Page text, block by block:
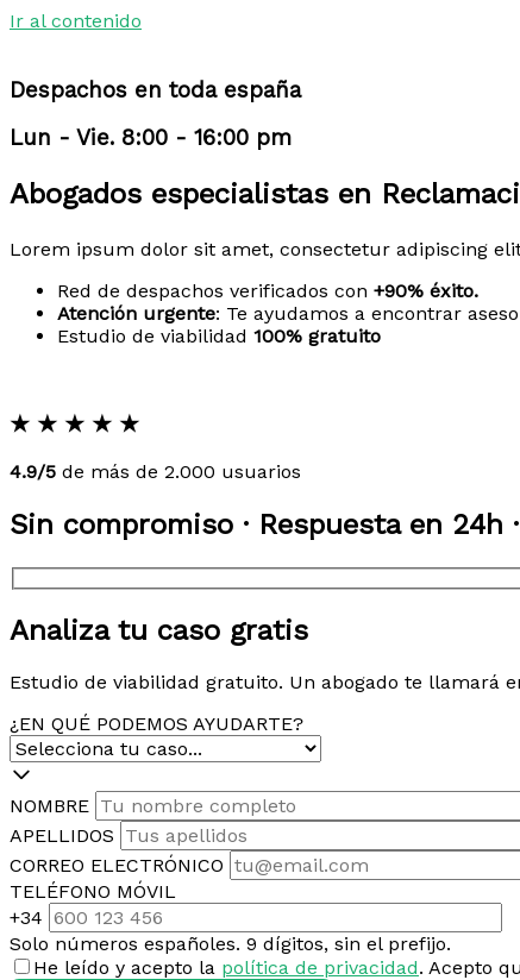
Ir al contenido
Despachos en toda españa
Lun - Vie. 8:00 - 16:00 pm
Abogados especialistas en
Lorem ipsum dolor sit amet, consectetur adipiscing
Red de despachos verificados con +90% éxito.
Atención urgente: Te ayudamos a encontrar
Estudio de viabilidad 100% gratuito
★ ★ ★ ★ ★
4.9/5 de más de 2.000 usuarios
Sin compromiso · Respuesta en 24h
Analiza tu caso gratis
Estudio de viabilidad gratuito. Un abogado te llamará
¿EN QUÉ PODEMOS AYUDARTE?
NOMBRE
APELLIDOS
CORREO ELECTRÓNICO
TELÉFONO MÓVIL
+34
Solo números españoles. 9 dígitos, sin el prefijo.
He leído y acepto la política de privacidad. Acepto